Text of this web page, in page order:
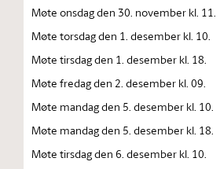
Møte onsdag den 30. november kl. 11.
Møte torsdag den 1. desember kl. 10.
Møte tirsdag den 1. desember kl. 18.
Møte fredag den 2. desember kl. 09.
Møte mandag den 5. desember kl. 10.
Møte mandag den 5. desember kl. 18.
Møte tirsdag den 6. desember kl. 10.